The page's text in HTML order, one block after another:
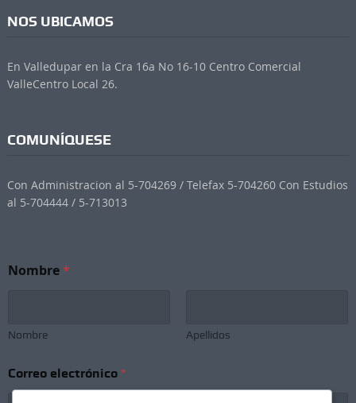
NOS UBICAMOS
En Valledupar en la Cra 16a No 16-10 Centro Comercial
ValleCentro Local 26.
COMUNÍQUESE
Con Administracion al 5-704269 / Telefax 5-704260 Con Estudios
al 5-704444 / 5-713013
o
o
e
c
Nombre*
Nombre Apellidos
Correo electrónico *